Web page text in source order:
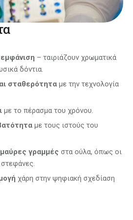
– ταιριάζουν χρωματικά
δόντια.
σταθερότητα με την τεχνολογία
με το πέρασμα του χρόνου.
με τους ιστούς του
γραμμές στα ούλα, όπως οι
χάρη στην ψηφιακή σχεδίαση